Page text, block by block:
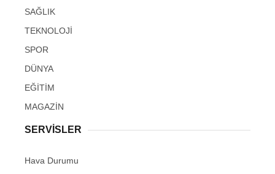
SAĞLIK
TEKNOLOJİ
SPOR
DÜNYA
EĞİTİM
MAGAZİN
SERVİSLER
Hava Durumu